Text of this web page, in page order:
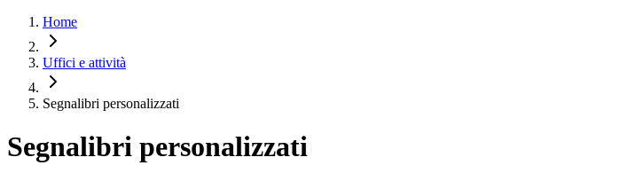
Home
Uffici e attività
Segnalibri personalizzati
Segnalibri personalizzati